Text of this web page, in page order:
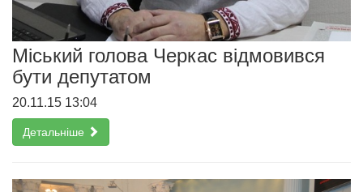
Міський голова Черкас відмовився
бути депутатом
20.11.15 13:04
Детальніше